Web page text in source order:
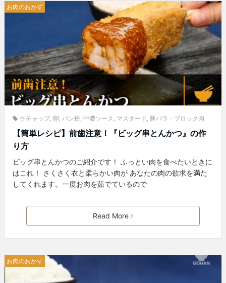
お肉のおかず
ケチャップ, 卵, パン粉, 中濃ソース, マスタード , 豚バラ・ブロック肉
【簡単レシピ】前歯注意！『ビッグ串とんかつ』の作
り方
ビッグ串とんかつのご紹介です！ ふっとい肉を食べたいときに
はこれ！ さくさく衣と柔らかい肉が あなたの肉の欲求を満た
してくれます。一度お肉を茹でているので
Read More
お肉のおかず